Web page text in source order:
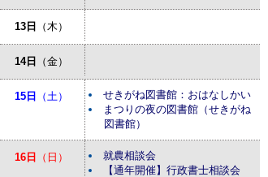
13日 （木）
14日 （金）
15日 （土）
せきがね図書館：おはなしかい
まつりの夜の図書館（せきがね
図書館）
16日 （日）
就農相談会
【通年開催】行政書士相談会